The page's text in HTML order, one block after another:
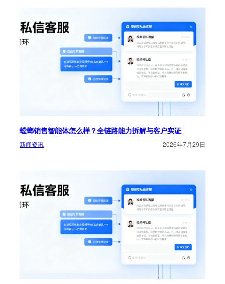
螳螂销售智能体怎么样？全链路能力拆解与客户实证
新闻资讯 2026年7月29日